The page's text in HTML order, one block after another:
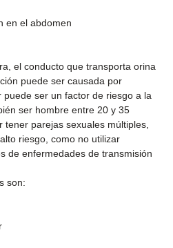
en el abdomen
el conducto que transporta orina
puede ser causada por
ser un factor de riesgo a la
ser hombre entre 20 y 35
parejas sexuales múltiples,
riesgo, como no utilizar
de enfermedades de transmisión
son: